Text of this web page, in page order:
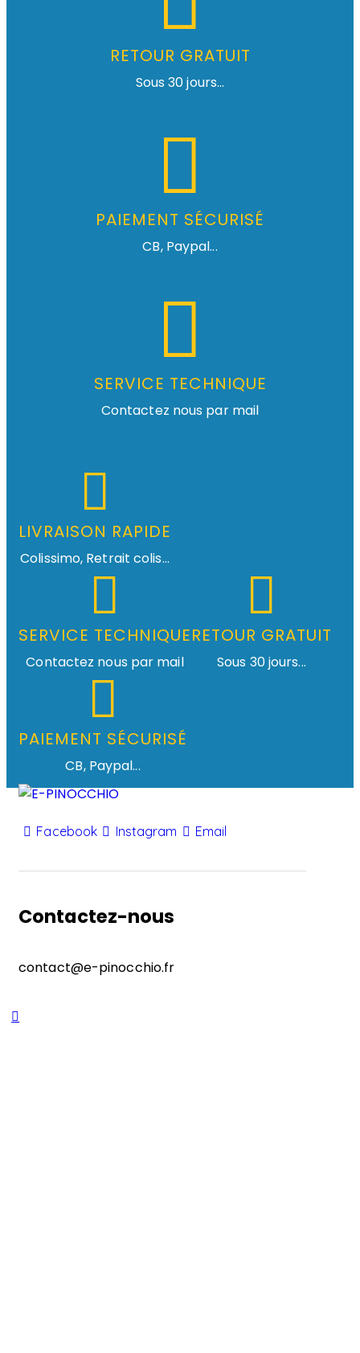
RETOUR GRATUIT
Sous 30 jours...
PAIEMENT SÉCURISÉ
CB, Paypal...
SERVICE TECHNIQUE
Contactez nous par mail
LIVRAISON RAPIDE
Colissimo, Retrait colis...
SERVICE TECHNIQUE
Contactez nous par mail
RETOUR GRATUIT
Sous 30 jours...
PAIEMENT SÉCURISÉ
CB, Paypal...
Facebook Instagram Email
Contactez-nous
contact@e-pinocchio.fr